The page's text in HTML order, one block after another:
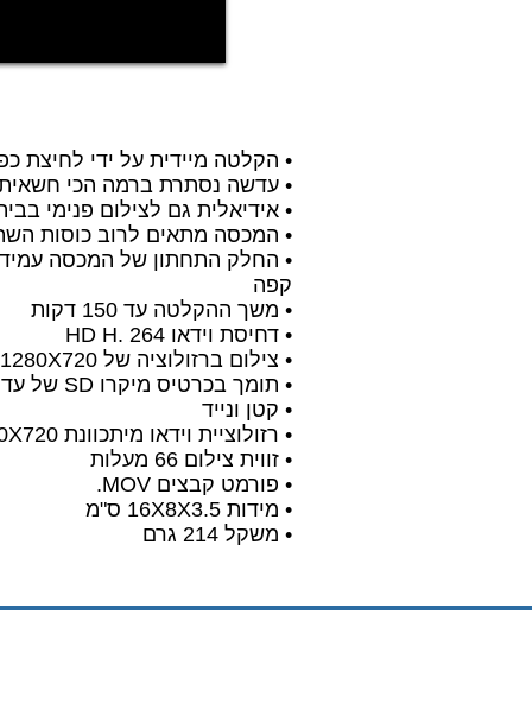
• הקלטה מיידית על ידי לחיצת
• עדשה נסתרת ברמה הכי
• אידיאלית גם לצילום פנימי
• המכסה מתאים לרוב כוסות
• החלק התחתון של המכסה עמיד
קפה
• משך ההקלטה עד 150 דקות
• דחיסת וידאו HD H. 264
• צילום ברזולוציה של 1280X720 ב30 פריימים לשנייה
• תומך בכרטיס מיקרו SD של עד 16 GB
• קטן ונייד
• רזולוציית וידאו מיתכוונת 640X480 ,1280X720
• זווית צילום 66 מעלות
• פורמט קבצים MOV.
• מידות 16X8X3.5 ס"מ
• משקל 214 גרם